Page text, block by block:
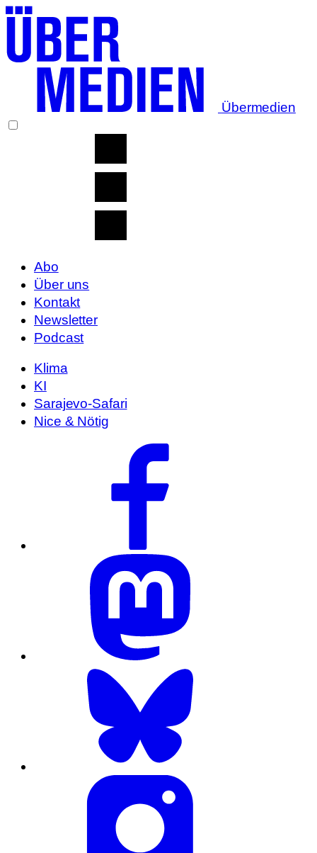
Übermedien
Abo
Über uns
Kontakt
Newsletter
Podcast
Klima
KI
Sarajevo-Safari
Nice & Nötig